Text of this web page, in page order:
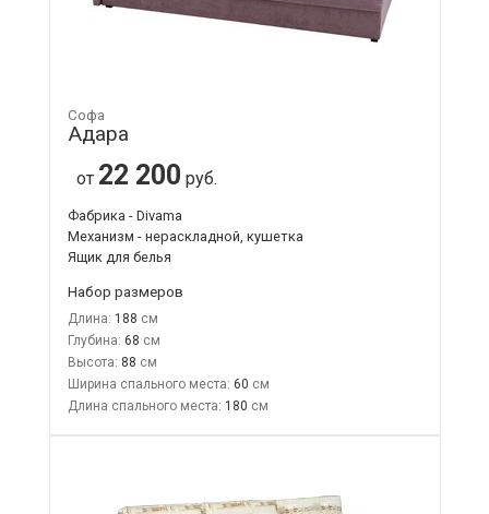
Софа
Адара
от 22 200 руб.
Фабрика - Divama
Механизм - нераскладной, кушетка
Ящик для белья
Набор размеров
Длина: 188
Глубина: 68
Высота: 88
Ширина спального места: 60
Длина спального места: 180